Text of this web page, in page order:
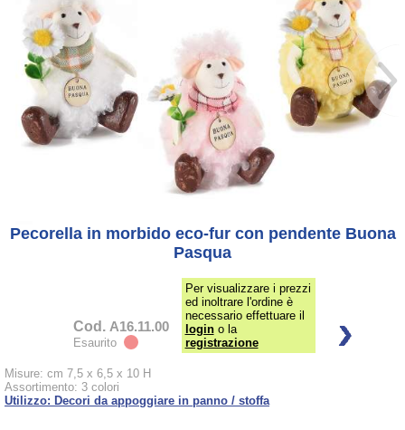
Pecorella in morbido eco-fur con pendente Buona
Pasqua
Cod. A16.11.00
Esaurito
Per visualizzare i prezzi
ed inoltrare l'ordine è
necessario effettuare il
logino la
registrazione
Misure: cm 7,5 x 6,5 x 10 H
Assortimento: 3 colori
Utilizzo: Decori da appoggiare in panno / stoffa